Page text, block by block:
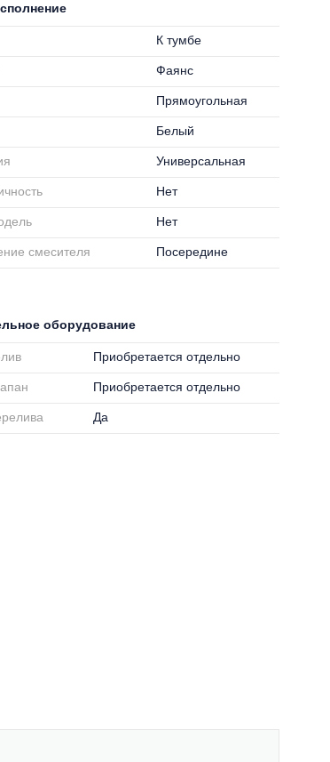
К тумбе
Фаянс
Прямоугольная
Белый
Универсальная
Нет
Нет
смесителя Посередине
оборудование
Приобретается отдельно
Приобретается отдельно
Да